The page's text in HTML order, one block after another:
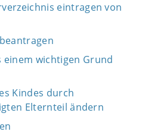
eintragen von
einem wichtigen Grund
Kindes durch
Elternteil ändern